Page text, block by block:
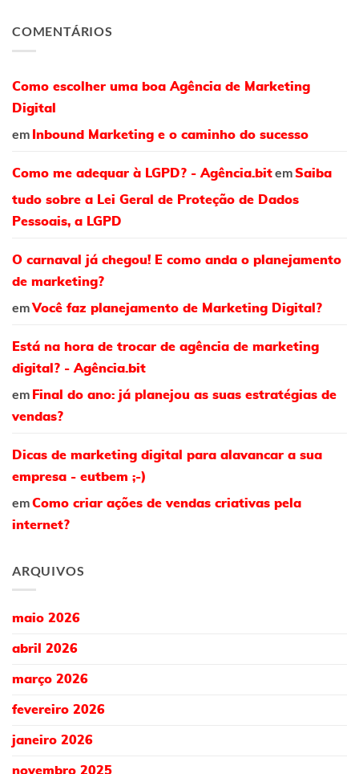
COMENTÁRIOS
Como escolher uma boa Agência de Marketing
Digital
em Inbound Marketing e o caminho do sucesso
Como me adequar à LGPD? - Agência.bitemSaiba
tudo sobre a Lei Geral de Proteção de Dados
Pessoais, a LGPD
O carnaval já chegou! E como anda o planejamento
de marketing?
emVocê faz planejamento de Marketing Digital?
Está na hora de trocar de agência de marketing
digital? - Agência.bit
em Final do ano: já planejou as suas estratégias de
vendas?
Dicas de marketing digital para alavancar a sua
empresa - eutbem ;-)
emComo criar ações de vendas criativas pela
internet?
ARQUIVOS
maio 2026
abril 2026
março 2026
fevereiro 2026
janeiro 2026
novembro 2025